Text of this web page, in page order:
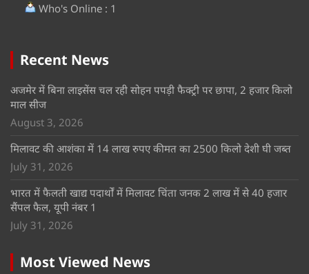
Who's Online : 1
Recent News
अजमेर में बिना लाइसेंस चल रही सोहन पपड़ी फैक्ट्री पर छापा, 2 हजार किलो
माल सीज
August 3, 2026
मिलावट की आशंका में 14 लाख रुपए कीमत का 2500 किलो देशी घी जब्त
July 31, 2026
भारत में फैलती खाद्य पदार्थों में मिलावट चिंता जनक 2 लाख में से 40 हजार
सैंपल फैल, यूपी नंबर 1
July 31, 2026
Most Viewed News